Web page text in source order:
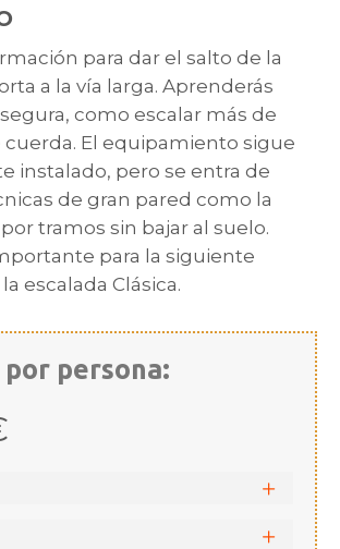
para dar el salto de la
a la vía larga. Aprenderás
como escalar más de
cuerda. El equipamiento sigue
instalado, pero se entra de
de gran pared como la
tramos sin bajar al suelo.
para la siguiente
escalada Clásica.
por persona: